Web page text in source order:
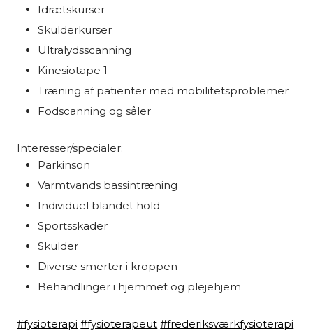
Idrætskurser
Skulderkurser
Ultralydsscanning
Kinesiotape 1
Træning af patienter med mobilitetsproblemer
Fodscanning og såler
Interesser/specialer:​
Parkinson
Varmtvands bassintræning
Individuel blandet hold
Sportsskader
Skulder
Diverse smerter i kroppen
Behandlinger i hjemmet og plejehjem
#fysioterapi #fysioterapeut #frederiksværkfysioterapi